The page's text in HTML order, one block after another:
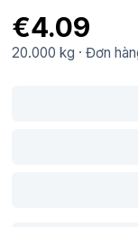
€4.09
20.000 kg ·Đơn